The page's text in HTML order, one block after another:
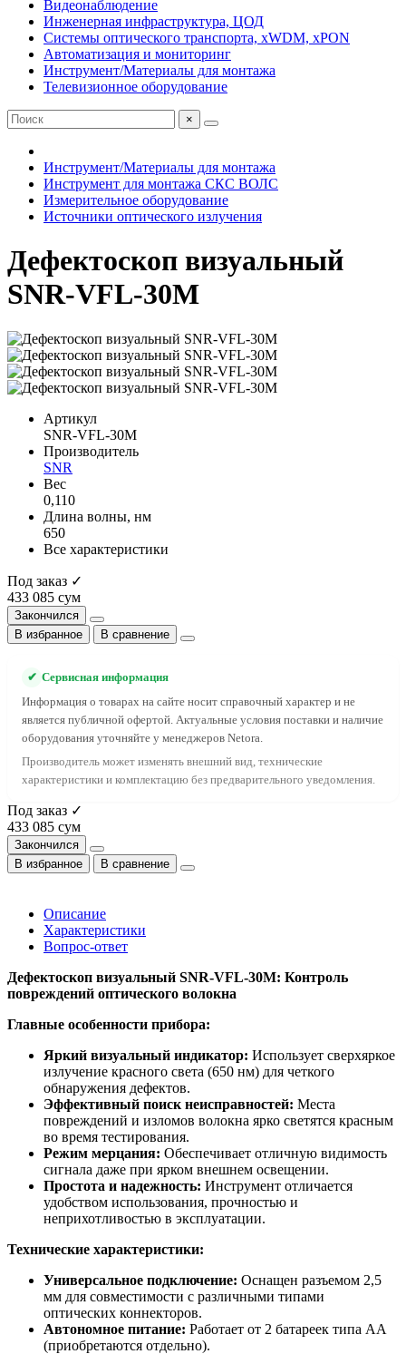
Видеонаблюдение
Инженерная инфраструктура, ЦОД
Системы оптического транспорта, xWDM, xPON
Автоматизация и мониторинг
Инструмент/Материалы для монтажа
Телевизионное оборудование
×
Инструмент/Материалы для монтажа
Инструмент для монтажа СКС ВОЛС
Измерительное оборудование
Источники оптического излучения
Дефектоскоп визуальный
SNR-VFL-30M
Артикул
SNR-VFL-30M
Производитель
SNR
Вес
0,110
Длина волны, нм
650
Все характеристики
Под заказ ✓
433 085 сум
Закончился
В избранное
В сравнение
✔ Сервисная информация
Информация о товарах на сайте носит справочный характер и не
является публичной офертой. Актуальные условия поставки и наличие
оборудования уточняйте у менеджеров Netora.
Производитель может изменять внешний вид, технические
характеристики и комплектацию без предварительного уведомления.
Под заказ ✓
433 085 сум
Закончился
В избранное
В сравнение
Описание
Характеристики
Вопрос-ответ
Дефектоскоп визуальный SNR-VFL-30M: Контроль
повреждений оптического волокна
Главные особенности прибора:
Яркий визуальный индикатор: Использует сверхяркое
излучение красного света (650 нм) для четкого
обнаружения дефектов.
Эффективный поиск неисправностей: Места
повреждений и изломов волокна ярко светятся красным
во время тестирования.
Режим мерцания: Обеспечивает отличную видимость
сигнала даже при ярком внешнем освещении.
Простота и надежность: Инструмент отличается
удобством использования, прочностью и
неприхотливостью в эксплуатации.
Технические характеристики:
Универсальное подключение: Оснащен разъемом 2,5
мм для совместимости с различными типами
оптических коннекторов.
Автономное питание: Работает от 2 батареек типа АА
(приобретаются отдельно).